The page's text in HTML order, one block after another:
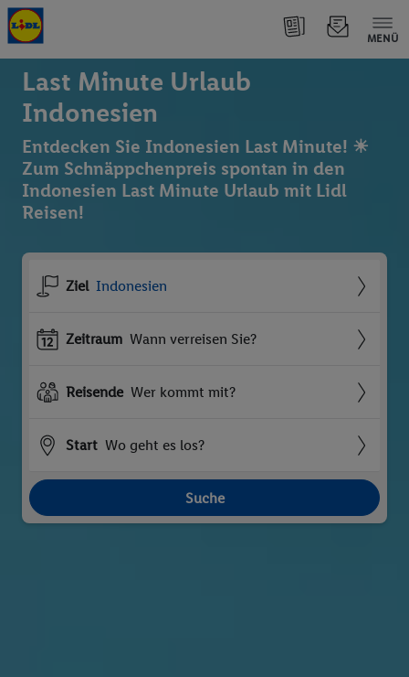
MENÜ
Last Minute Urlaub
Indonesien
Entdecken Sie Indonesien Last Minute! ☀
Zum Schnäppchenpreis spontan in den
Indonesien Last Minute Urlaub mit Lidl
Reisen!
Ziel Indonesien
Zeitraum Wann verreisen Sie?
Reisende Wer kommt mit?
Start Wo geht es los?
Suche